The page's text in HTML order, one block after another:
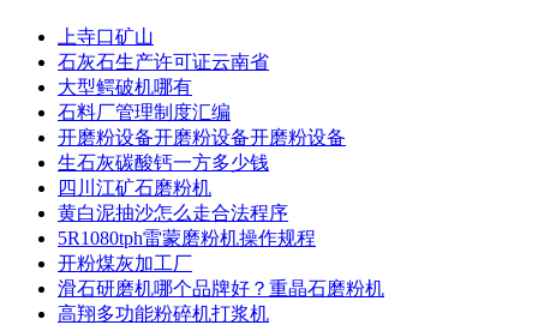
上寺口矿山
石灰石生产许可证云南省
大型鳄破机哪有
石料厂管理制度汇编
开磨粉设备开磨粉设备开磨粉设备
生石灰碳酸钙一方多少钱
四川江矿石磨粉机
黄白泥抽沙怎么走合法程序
5R1080tph雷蒙磨粉机操作规程
开粉煤灰加工厂
滑石研磨机哪个品牌好？重晶石磨粉机
高翔多功能粉碎机打浆机